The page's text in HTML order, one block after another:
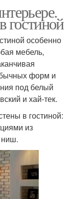
гостиной
особенно
мебель,
форм и
под белый
и хай-тек.
в гостиной:
из
ниш.